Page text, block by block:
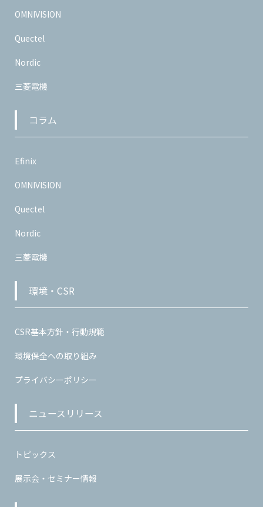
OMNIVISION
Quectel
Nordic
三菱電機
コラム
Efinix
OMNIVISION
Quectel
Nordic
三菱電機
環境・CSR
CSR基本方針・行動規範
環境保全への取り組み
プライバシーポリシー
ニュースリリース
トピックス
展示会・セミナー情報